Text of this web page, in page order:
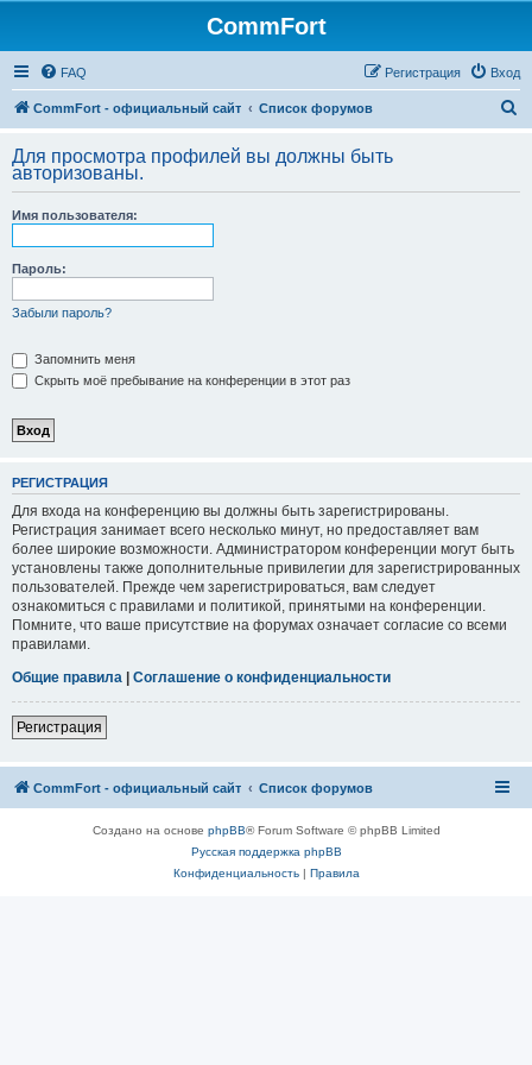
CommFort
FAQ Вход
Регистрация
CommFort - официальный сайт Список форумов
с
Для просмотра профилей вы должны быть
авторизованы.
Имя пользователя:
Пароль:
Забыли пароль?
Запомнить меня
Скрыть моё пребывание на конференции в этот раз
РЕГИСТРАЦИЯ
Для входа на конференцию вы должны быть зарегистрированы.
Регистрация занимает всего несколько минут, но предоставляет вам
более широкие возможности. Администратором конференции могут быть
установлены также дополнительные привилегии для зарегистрированных
пользователей. Прежде чем зарегистрироваться, вам следует
ознакомиться с правилами и политикой, принятыми на конференции.
Помните, что ваше присутствие на форумах означает согласие со всеми
правилами.
Общие правила | Соглашение о конфиденциальности
Регистрация
CommFort - официальный сайт Список форумов
Создано на основе phpBB® Forum Software © phpBB Limited
Русская поддержка phpBB
Конфиденциальность| Правила